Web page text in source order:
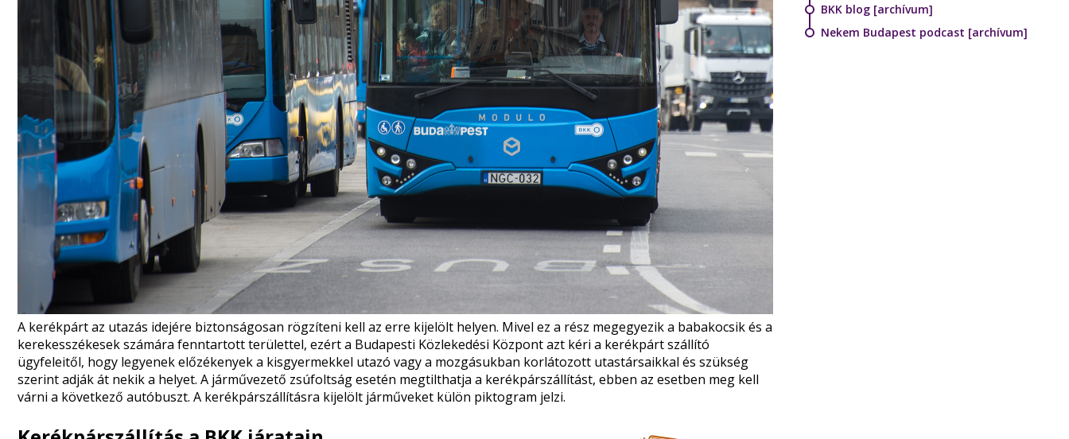
A kerékpárt az utazás idejére biztonságosan rögzíteni kell az erre kijelölt helyen. Mivel ez a rész megegyezik a babakocsik és a
kerekesszékesek számára fenntartott területtel, ezért a Budapesti Közlekedési Központ azt kéri a kerékpárt szállító
ügyfeleitől, hogy legyenek előzékenyek a kisgyermekkel utazó vagy a mozgásukban korlátozott utastársaikkal és szükség
szerint adják át nekik a helyet. A járművezető zsúfoltság esetén megtilthatja a kerékpárszállítást, ebben az esetben meg kell
várni a következő autóbuszt. A kerékpárszállításra kijelölt járműveket külön piktogram jelzi.
BKK blog [archívum]
Nekem Budapest podcast [archívum]